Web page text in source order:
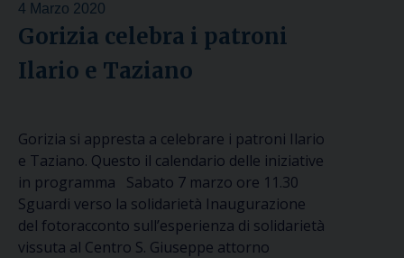
4 Marzo 2020
Gorizia celebra i patroni
Ilario e Taziano
Gorizia si appresta a celebrare i patroni Ilario
e Taziano. Questo il calendario delle iniziative
in programma Sabato 7 marzo ore 11.30
Sguardi verso la solidarietà Inaugurazione
del fotoracconto sull’esperienza di solidarietà
vissuta al Centro S. Giuseppe attorno